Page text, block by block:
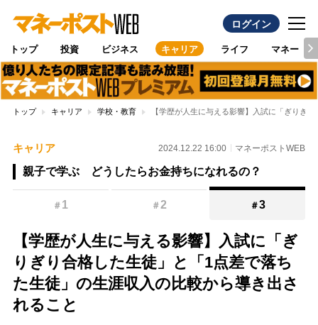
ログイン
トップ 投資 ビジネス キャリア ライフ マネー
トップ キャリア 学校・教育 【学歴が人生に与える影響】入試に「ぎりぎ
キャリア 2024.12.22 16:00 マネーポストWEB
親子で学ぶ どうしたらお金持ちになれるの？
＃ 1 ＃2 ＃3
【学歴が人生に与える影響】入試に「ぎ
りぎり合格した生徒」と「1点差で落ち
た生徒」の生涯収入の比較から導き出さ
れること